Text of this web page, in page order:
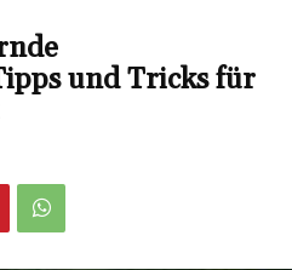
und Tricks für